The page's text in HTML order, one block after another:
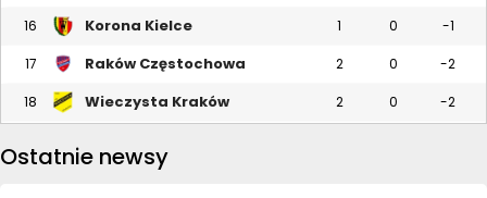
16 Korona Kielce 1 0 -1
17 Raków Częstochowa 2 0 -2
18 Wieczysta Kraków 2 0 -2
Ostatnie newsy